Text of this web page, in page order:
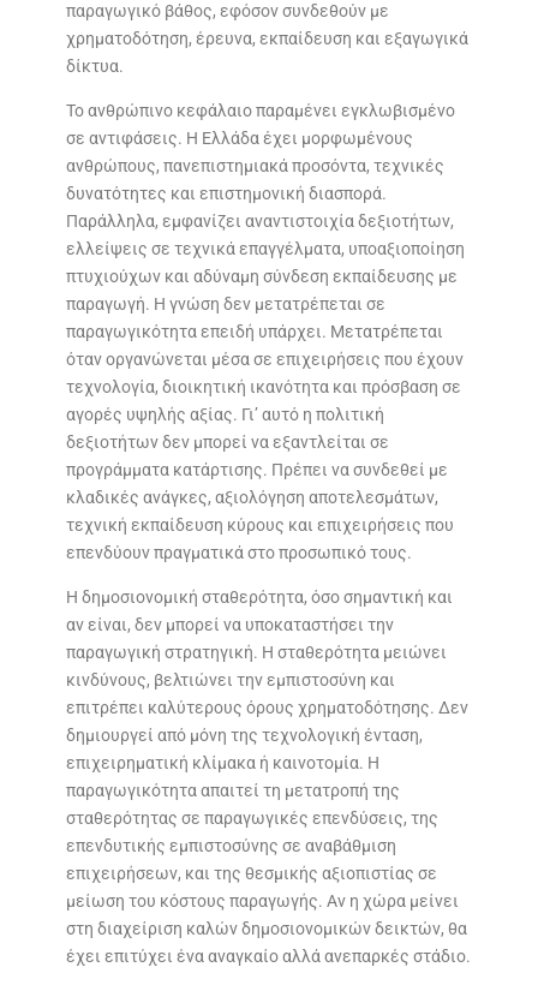
παραγωγικό βάθος, εφόσον συνδεθούν με
χρηματοδότηση, έρευνα, εκπαίδευση και εξαγωγικά
δίκτυα.
Το ανθρώπινο κεφάλαιο παραμένει εγκλωβισμένο
σε αντιφάσεις. Η Ελλάδα έχει μορφωμένους
ανθρώπους, πανεπιστημιακά προσόντα, τεχνικές
δυνατότητες και επιστημονική διασπορά.
Παράλληλα, εμφανίζει αναντιστοιχία δεξιοτήτων,
ελλείψεις σε τεχνικά επαγγέλματα, υποαξιοποίηση
πτυχιούχων και αδύναμη σύνδεση εκπαίδευσης με
παραγωγή. Η γνώση δεν μετατρέπεται σε
παραγωγικότητα επειδή υπάρχει. Μετατρέπεται
όταν οργανώνεται μέσα σε επιχειρήσεις που έχουν
τεχνολογία, διοικητική ικανότητα και πρόσβαση σε
αγορές υψηλής αξίας. Γι’ αυτό η πολιτική
δεξιοτήτων δεν μπορεί να εξαντλείται σε
προγράμματα κατάρτισης. Πρέπει να συνδεθεί με
κλαδικές ανάγκες, αξιολόγηση αποτελεσμάτων,
τεχνική εκπαίδευση κύρους και επιχειρήσεις που
επενδύουν πραγματικά στο προσωπικό τους.
Η δημοσιονομική σταθερότητα, όσο σημαντική και
αν είναι, δεν μπορεί να υποκαταστήσει την
παραγωγική στρατηγική. Η σταθερότητα μειώνει
κινδύνους, βελτιώνει την εμπιστοσύνη και
επιτρέπει καλύτερους όρους χρηματοδότησης. Δεν
δημιουργεί από μόνη της τεχνολογική ένταση,
επιχειρηματική κλίμακα ή καινοτομία. Η
παραγωγικότητα απαιτεί τη μετατροπή της
σταθερότητας σε παραγωγικές επενδύσεις, της
επενδυτικής εμπιστοσύνης σε αναβάθμιση
επιχειρήσεων, και της θεσμικής αξιοπιστίας σε
μείωση του κόστους παραγωγής. Αν η χώρα μείνει
στη διαχείριση καλών δημοσιονομικών δεικτών, θα
έχει επιτύχει ένα αναγκαίο αλλά ανεπαρκές στάδιο.